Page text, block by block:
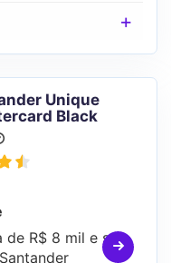
Unique
Black
de R$ 8 mil e ser